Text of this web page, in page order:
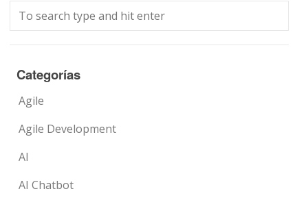
Categorías
Agile
Agile Development
AI
AI Chatbot